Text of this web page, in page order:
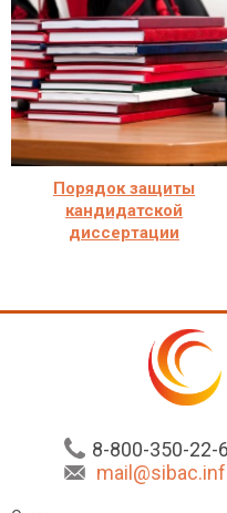
Порядок защиты
кандидатской
диссертации
8-800-350-22-